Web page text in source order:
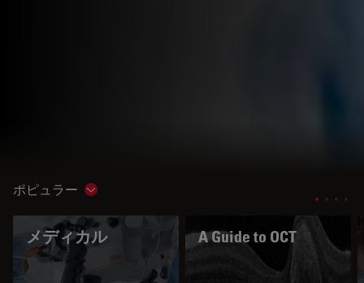
ポピュラー Show subnavigation
メディカル A Guide to OCT